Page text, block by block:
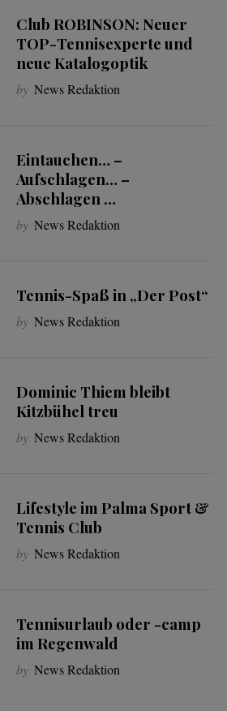
Club ROBINSON: Neuer
TOP-Tennisexperte und
neue Katalogoptik
by News Redaktion
Eintauchen… –
Aufschlagen… –
Abschlagen …
by News Redaktion
Tennis-Spaß in „Der Post“
by News Redaktion
Dominic Thiem bleibt
Kitzbühel treu
by News Redaktion
Lifestyle im Palma Sport &
Tennis Club
by News Redaktion
Tennisurlaub oder -camp
im Regenwald
by News Redaktion